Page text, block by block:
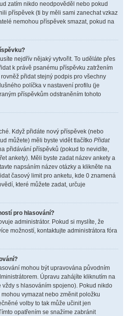
zatím nikdo neodpověděl nebo pokud
příspěvek (ti by měli sami zanechat vzkaz
nemohou příspěvek smazat, pokud na
nejdřív nějaký vytvořit. To uděláte přes
k právě psanému příspěvku zatržením
rovněž přidat stejný podpis pro všechny
políčka v nastavení profilu (je
příspěvkům odstraněním tohoto
Když přidáte nový příspěvek (nebo
můžete) měli byste vidět tlačítko Přidat
přidávání příspěvků (pokud to nevidíte,
ankety). Měli byste zadat název ankety a
napsáním název otázky a klikněte na
časový limit pro anketu, kde 0 znamená
které můžete zadat, určuje
pro hlasování?
administrátor. Pokud si myslíte, že
možností, kontaktujte administrátora fóra
mohou být upravována původním
Úpravu zahájíte kliknutím na
vždy s hlasováním spojeno). Pokud nikdo
vymazat nebo změnit položku
volby to tak může učinit jen
opatřením se snažíme zabránit